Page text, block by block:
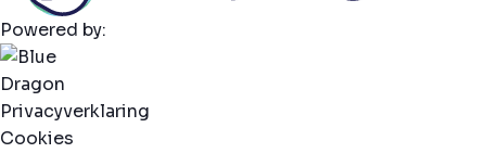
Powered by:
Privacyverklaring
Cookies